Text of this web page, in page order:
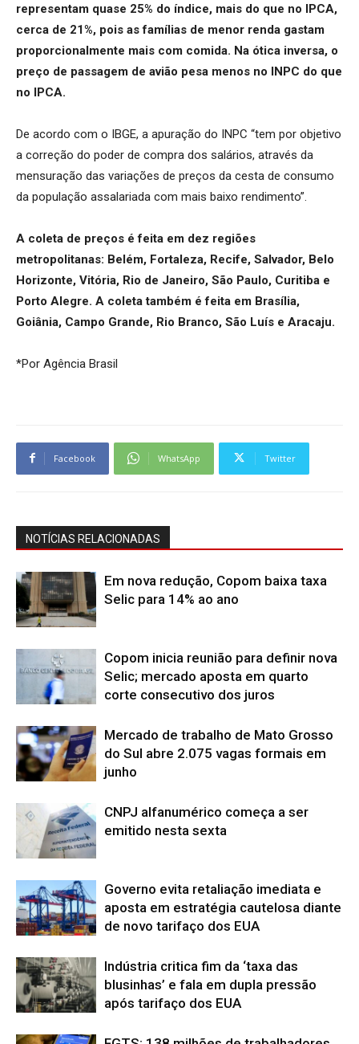
representam quase 25% do índice, mais do que no IPCA,
cerca de 21%, pois as famílias de menor renda gastam
proporcionalmente mais com comida. Na ótica inversa, o
preço de passagem de avião pesa menos no INPC do que
no IPCA.
De acordo com o IBGE, a apuração do INPC “tem por objetivo
a correção do poder de compra dos salários, através da
mensuração das variações de preços da cesta de consumo
da população assalariada com mais baixo rendimento”.
A coleta de preços é feita em dez regiões
metropolitanas: Belém, Fortaleza, Recife, Salvador, Belo
Horizonte, Vitória, Rio de Janeiro, São Paulo, Curitiba e
Porto Alegre. A coleta também é feita em Brasília,
Goiânia, Campo Grande, Rio Branco, São Luís e Aracaju.
*Por Agência Brasil
Facebook WhatsApp Twitter
NOTÍCIAS RELACIONADAS
Em nova redução, Copom baixa taxa
Selic para 14% ao ano
Copom inicia reunião para definir nova
Selic; mercado aposta em quarto
corte consecutivo dos juros
Mercado de trabalho de Mato Grosso
do Sul abre 2.075 vagas formais em
junho
CNPJ alfanumérico começa a ser
emitido nesta sexta
Governo evita retaliação imediata e
aposta em estratégia cautelosa diante
de novo tarifaço dos EUA
Indústria critica fim da ‘taxa das
blusinhas’ e fala em dupla pressão
após tarifaço dos EUA